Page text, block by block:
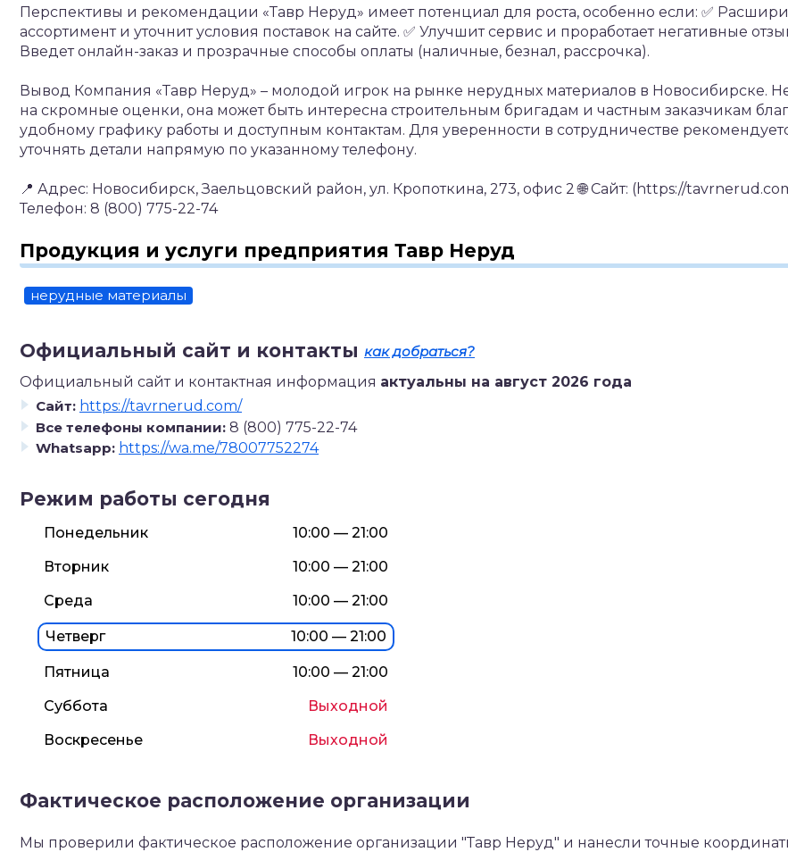
Перспективы и рекомендации «Тавр Неруд» имеет потенциал для роста, особенно если: ✅
ассортимент и уточнит условия поставок на сайте. ✅ Улучшит сервис и проработает негативные
Введет онлайн-заказ и прозрачные способы оплаты (наличные, безнал, рассрочка).
Вывод Компания «Тавр Неруд» – молодой игрок на рынке нерудных материалов в Новосибирске.
на скромные оценки, она может быть интересна строительным бригадам и частным заказчикам
удобному графику работы и доступным контактам. Для уверенности в сотрудничестве
уточнять детали напрямую по указанному телефону.
📍 Адрес: Новосибирск, Заельцовский район, ул. Кропоткина, 273, офис 2🌐 Сайт: (https://
Телефон: 8 (800) 775-22-74
Продукция и услуги предприятия Тавр Неруд
нерудные материалы
Официальный сайт и контакты как добраться?
Официальный сайт и контактная информация актуальны на август 2026 года
Сайт: https://tavrnerud.com/
Все телефоны компании: 8 (800) 775-22-74
Whatsapp: https://wa.me/78007752274
Режим работы сегодня
Понедельник
10:00 — 21:00
Вторник
10:00 — 21:00
Среда
10:00 — 21:00
Четверг 10:00 — 21:00
Пятница
10:00 — 21:00
Суббота
Выходной
Воскресенье
Выходной
Фактическое расположение организации
Мы проверили фактическое расположение организации "Тавр Неруд" и нанесли точные